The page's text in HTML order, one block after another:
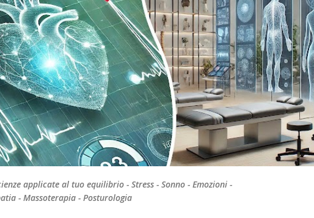
applicate al tuo equilibrio - Stress - Sonno - Emozioni -
- Massoterapia - Posturologia